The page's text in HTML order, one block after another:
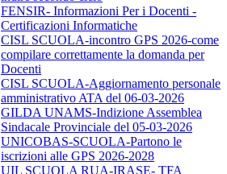
FENSIR- Informazioni Per i Docenti -
Certificazioni Informatiche
CISL SCUOLA-incontro GPS 2026-come
compilare correttamente la domanda per
Docenti
CISL SCUOLA-Aggiornamento personale
amministrativo ATA del 06-03-2026
GILDA UNAMS-Indizione Assemblea
Sindacale Provinciale del 05-03-2026
UNICOBAS-SCUOLA-Partono le
iscrizioni alle GPS 2026-2028
UIL SCUOLA RUA-IRASE- TFA